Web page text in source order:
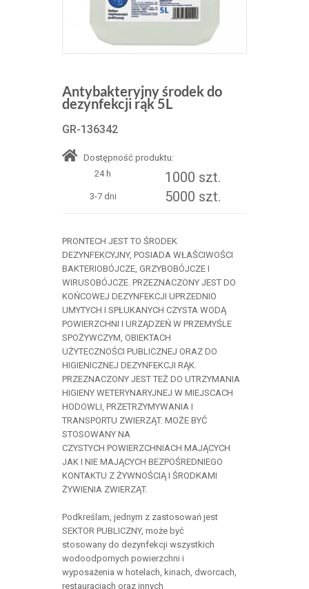
Antybakteryjny środek do
dezynfekcji rąk 5L
GR-136342
Dostępność produktu:
24 h
1000 szt.
3-7 dni 5000 szt.
PRONTECH JEST TO ŚRODEK
DEZYNFEKCYJNY, POSIADA WŁAŚCIWOŚCI
BAKTERIOBÓJCZE, GRZYBOBÓJCZE I
WIRUSOBÓJCZE. PRZEZNACZONY JEST DO
KOŃCOWEJ DEZYNFEKCJI UPRZEDNIO
UMYTYCH I SPŁUKANYCH CZYSTA WODĄ
POWIERZCHNI I URZĄDZEŃ W PRZEMYŚLE
SPOŻYWCZYM, OBIEKTACH
UŻYTECZNOŚCI PUBLICZNEJ ORAZ DO
HIGIENICZNEJ DEZYNFEKCJI RĄK.
PRZEZNACZONY JEST TEŻ DO UTRZYMANIA
HIGIENY WETERYNARYJNEJ W MIEJSCACH
HODOWLI, PRZETRZYMYWANIA I
TRANSPORTU ZWIERZĄT. MOŻE BYĆ
STOSOWANY NA
CZYSTYCH POWIERZCHNIACH MAJĄCYCH
JAK I NIE MAJĄCYCH BEZPOŚREDNIEGO
KONTAKTU Z ŻYWNOŚCIĄ I ŚRODKAMI
ŻYWIENIA ZWIERZĄT.
Podkreślam, jednym z zastosowań jest
SEKTOR PUBLICZNY, może być
stosowany do dezynfekcji wszystkich
wodoodpornych powierzchni i
wyposażenia w hotelach, kinach, dworcach,
restauracjach oraz innych